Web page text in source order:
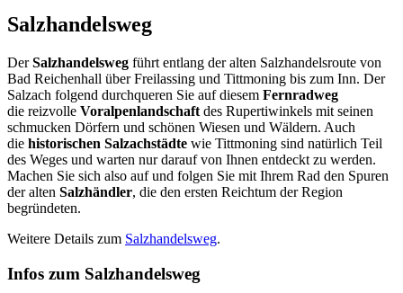
Salzhandelsweg
DerSalzhandelsweg führt entlang der alten Salzhandelsroute von
Bad Reichenhall über Freilassing und Tittmoning bis zum Inn. Der
Salzach folgend durchqueren Sie auf diesem Fernradweg
die reizvolle Voralpenlandschaft des Rupertiwinkels mit seinen
schmucken Dörfern und schönen Wiesen und Wäldern. Auch
die historischen Salzachstädte wie Tittmoning sind natürlich Teil
des Weges und warten nur darauf von Ihnen entdeckt zu werden.
Machen Sie sich also auf und folgen Sie mit Ihrem Rad den Spuren
der alten Salzhändler, die den ersten Reichtum der Region
begründeten.
Weitere Details zum Salzhandelsweg.
Infos zum Salzhandelsweg